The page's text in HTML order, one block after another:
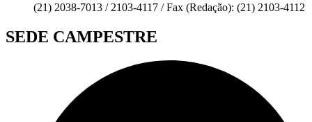
(21) 2038-7013 / 2103-4117 / Fax (Redação): (21) 2103-4112
SEDE CAMPESTRE